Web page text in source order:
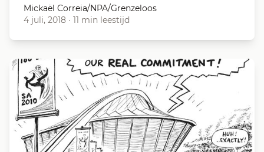
Mickaël Correia/NPA/Grenzeloos
4 juli, 2018 · 11 min leestijd